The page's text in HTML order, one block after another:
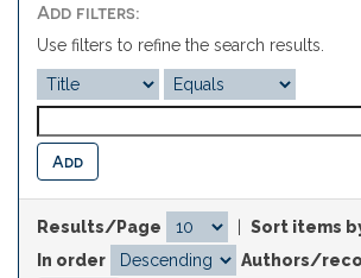
Add filters:
Use filters to refine the search results.
Results/Page
Sort items
In order
Authors/